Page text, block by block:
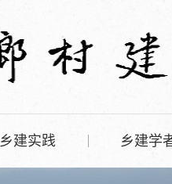
乡建实践 乡建学